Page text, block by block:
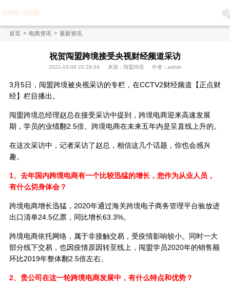
做跨境 找闯盟
首页 > 电商资讯 > 最新资讯
祝贺闯盟跨境接受央视财经频道采访
2021-03-08 20:29:34 来源：闯盟跨境 作者：admin
3月5日，闯盟跨境被央视采访的专栏，在CCTV2财经频道【正点财
经】栏目播出。
闯盟跨境总经理赵总在接受采访中提到，跨境电商迎来高速发展
期，学员的业绩翻2.5倍。跨境电商在未来五年内是呈直线上升的。
在这次采访中，记者采访了赵总，相信这几个话题，你也会感兴
趣。
1、去年国内跨境电商有一个比较迅猛的增长，您作为从业人员，
有什么切身体会？
跨境电商增长迅猛，2020年通过海关跨境电子商务管理平台验放进
出口清单24.5亿票，同比增长63.3%。
跨境电商依托网络，属于非接触交易，受疫情影响较小。同时一大
部分线下交易，也因疫情原因转至线上，闯盟学员2020年的销售额
环比2019年整体翻2.5倍左右。
2、贵公司在这一轮跨境电商发展中，有什么特点和优势？